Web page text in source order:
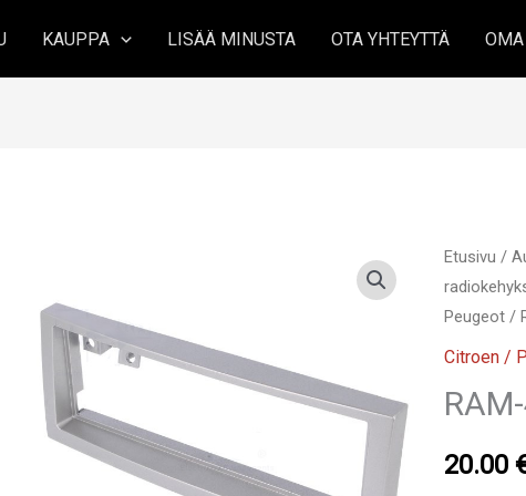
KAUPPA LISÄÄ MINUSTA OTA YHTEYTTÄ
Etusivu /
Peugeot /
Citroen /
20.00